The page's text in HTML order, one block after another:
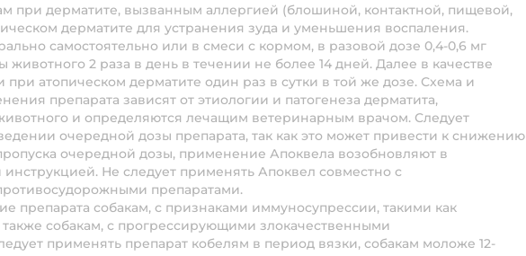
при дерматите, вызванным аллергией (блошиной, контактной, пищевой,
дерматите для устранения зуда и уменьшения воспаления.
самостоятельно или в смеси с кормом, в разовой дозе 0,4-0,6 мг
животного 2 раза в день в течении не более 14 дней. Далее в качестве
атопическом дерматите один раз в сутки в той же дозе. Схема и
препарата зависят от этиологии и патогенеза дерматита,
и определяются лечащим ветеринарным врачом. Следует
очередной дозы препарата, так как это может привести к снижению
очередной дозы, применение Апоквела возобновляют в
инструкцией. Не следует применять Апоквел совместно с
препаратами.
препарата собакам, с признаками иммуносупрессии, такими как
собакам, с прогрессирующими злокачественными
применять препарат кобелям в период вязки, собакам моложе 12-